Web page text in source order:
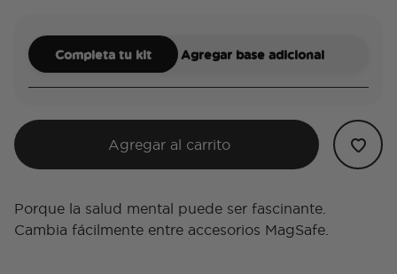
Completa tu kit Agregar base adicional
Agregar al carrito
Porque la salud mental puede ser fascinante.
Cambia fácilmente entre accesorios MagSafe.